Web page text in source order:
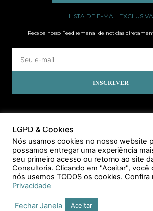
LISTA DE E-MAIL EXCLUSIVA
Receba nosso Feed semanal de notícias
INSCREVER
LGPD & Cookies
Nós usamos cookies no nosso website
possamos entregar uma experiência
seu primeiro acesso ou retorno ao site
Consultoria. Clicando em "Aceitar", você
nós usemos TODOS os cookies. Confira
Privacidade
Fechar Janela Aceitar